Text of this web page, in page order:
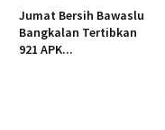
Jumat Bersih Bawaslu
Bangkalan Tertibkan
921 APK...